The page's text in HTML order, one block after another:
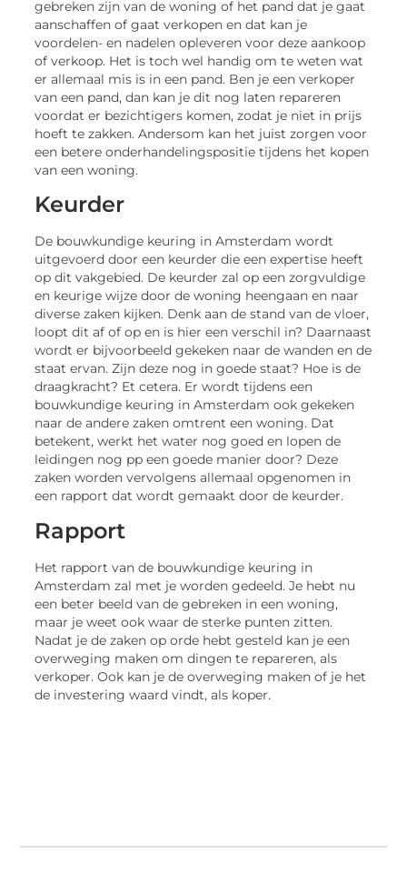
gebreken zijn van de woning of het pand dat je gaat
aanschaffen of gaat verkopen en dat kan je
voordelen- en nadelen opleveren voor deze aankoop
of verkoop. Het is toch wel handig om te weten wat
er allemaal mis is in een pand. Ben je een verkoper
van een pand, dan kan je dit nog laten repareren
voordat er bezichtigers komen, zodat je niet in prijs
hoeft te zakken. Andersom kan het juist zorgen voor
een betere onderhandelingspositie tijdens het kopen
van een woning.
Keurder
De bouwkundige keuring in Amsterdam wordt
uitgevoerd door een keurder die een expertise heeft
op dit vakgebied. De keurder zal op een zorgvuldige
en keurige wijze door de woning heengaan en naar
diverse zaken kijken. Denk aan de stand van de vloer,
loopt dit af of op en is hier een verschil in? Daarnaast
wordt er bijvoorbeeld gekeken naar de wanden en de
staat ervan. Zijn deze nog in goede staat? Hoe is de
draagkracht? Et cetera. Er wordt tijdens een
bouwkundige keuring in Amsterdam ook gekeken
naar de andere zaken omtrent een woning. Dat
betekent, werkt het water nog goed en lopen de
leidingen nog pp een goede manier door? Deze
zaken worden vervolgens allemaal opgenomen in
een rapport dat wordt gemaakt door de keurder.
Rapport
Het rapport van de bouwkundige keuring in
Amsterdam zal met je worden gedeeld. Je hebt nu
een beter beeld van de gebreken in een woning,
maar je weet ook waar de sterke punten zitten.
Nadat je de zaken op orde hebt gesteld kan je een
overweging maken om dingen te repareren, als
verkoper. Ook kan je de overweging maken of je het
de investering waard vindt, als koper.